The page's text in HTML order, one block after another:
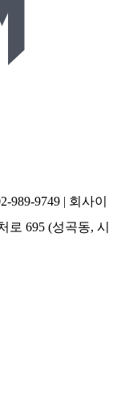
989-9749 | 회사이
로 695 (성곡동, 시